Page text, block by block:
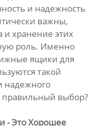
и надежность
важны,
и хранение этих
роль. Именно
ящики для
такой
надежного
правильный выбор?
- Это Хорошее